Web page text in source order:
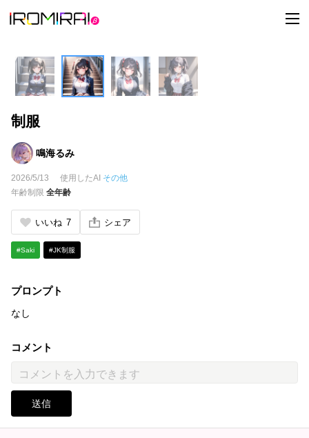
t
o
制服
鳴海るみ
2026/5/13 使用したAI その他
年齢制限 全年齢
いいね 7 シェア
#Saki #JK制服
プロンプト
なし
コメント
送信